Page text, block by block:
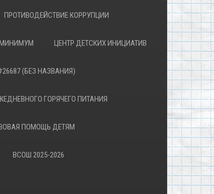
ПРОТИВОДЕЙСТВИЕ КОРРУПЦИИ
ЦЕНТР ДЕТСКИХ ИНИЦИАТИВ
(БЕЗ НАЗВАНИЯ)
ГОРЯЧЕГО ПИТАНИЯ
ПОМОЩЬ ДЕТЯМ
ВСОШ 2025-2026